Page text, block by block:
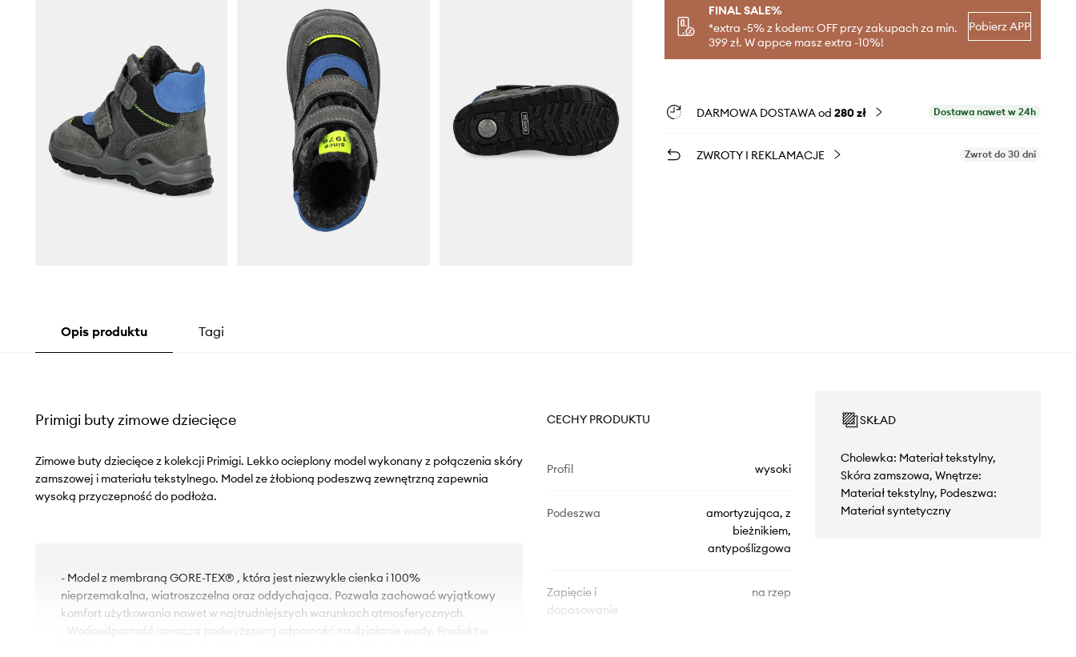
FINAL SALE%
*extra -5% z kodem: OFF przy zakupach za min.
399 zł. W appce masz extra -10%!
Pobierz APP
DARMOWA DOSTAWA od 280 zł Dostawa nawet w 24h
ZWROTY I REKLAMACJE Zwrot do 30 dni
Opis produktu Tagi
Primigi buty zimowe dziecięce
Zimowe buty dziecięce z kolekcji Primigi. Lekko ocieplony model wykonany z połączenia skóry
zamszowej i materiału tekstylnego. Model ze żłobioną podeszwą zewnętrzną zapewnia
wysoką przyczepność do podłoża.
- Model z membraną GORE-TEX® , która jest niezwykle cienka i 100%
nieprzemakalna, wiatroszczelna oraz oddychająca. Pozwala zachować wyjątkowy
komfort użytkowania nawet w najtrudniejszych warunkach atmosferycznych.
- Wodoodporność oznacza podwyższoną odporność na działanie wody. Produkt w
CECHY PRODUKTU
Profil wysoki
Podeszwa
amortyzująca, z
bieżnikiem,
antypoślizgowa
Zapięcie i
dopasowanie
na rzep
SKŁAD
Cholewka: Materiał tekstylny,
Skóra zamszowa, Wnętrze:
Materiał tekstylny, Podeszwa:
Materiał syntetyczny